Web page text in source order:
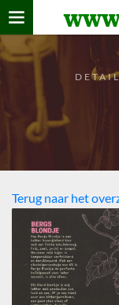
Home
verzamelen
De bierkaart
Bezoekers
Terug naar het